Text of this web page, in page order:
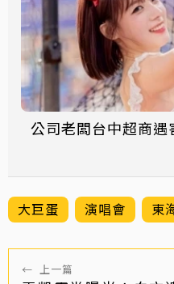
大巨蛋 演唱會 東
← 上一篇